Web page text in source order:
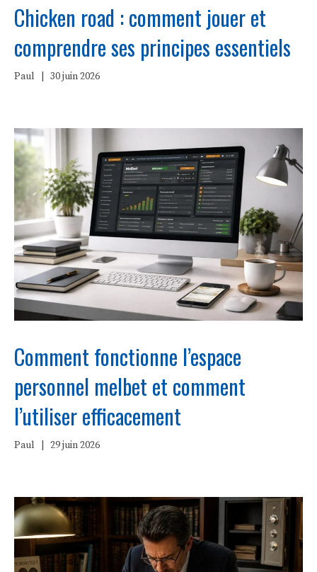
Chicken road : comment jouer et
comprendre ses principes essentiels
Paul 30 juin 2026
Comment fonctionne l’espace
personnel melbet et comment
l’utiliser efficacement
Paul 29 juin 2026